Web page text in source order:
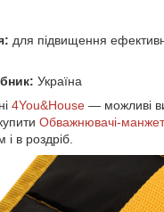
для підвищення
Україна
4You&House — можливі
Обважнювачі-
і в роздріб.